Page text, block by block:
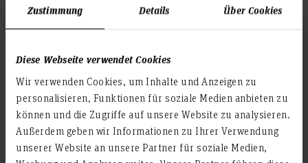
Zustimmung Details Über Cookies
Diese Webseite verwendet Cookies
Wir verwenden Cookies, um Inhalte und Anzeigen zu
personalisieren, Funktionen für soziale Medien anbieten zu
können und die Zugriffe auf unsere Website zu analysieren.
Außerdem geben wir Informationen zu Ihrer Verwendung
unserer Website an unsere Partner für soziale Medien,
Weiterlesen
Informationen für Erstsemester
Weiterlesen